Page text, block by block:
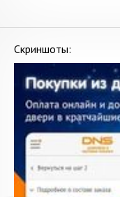
Скриншоты: